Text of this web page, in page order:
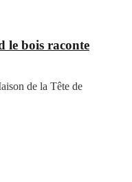
le bois raconte
de la Tête de